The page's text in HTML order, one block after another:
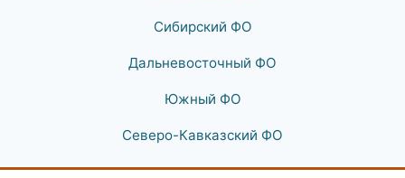
Сибирский ФО
Дальневосточный ФО
Южный ФО
Северо-Кавказский ФО